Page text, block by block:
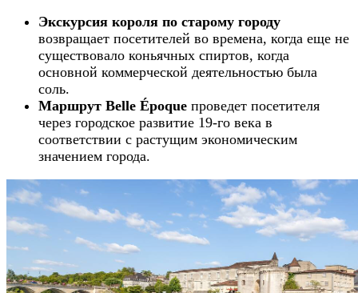
Экскурсия короля по старому городу
возвращает посетителей во времена, когда еще не
существовало коньячных спиртов, когда
основной коммерческой деятельностью была
соль.
Маршрут Belle Époque проведет посетителя
через городское развитие 19-го века в
соответствии с растущим экономическим
значением города.